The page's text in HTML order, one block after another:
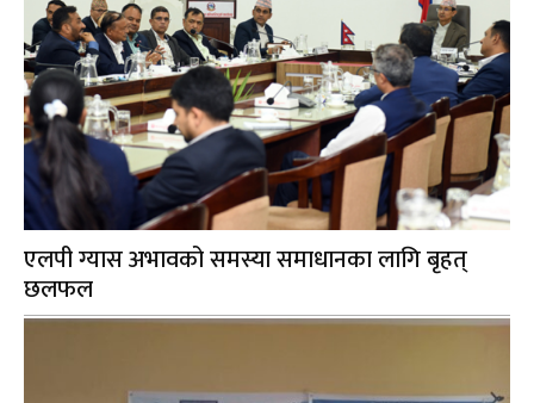
एलपी ग्यास अभावको समस्या समाधानका लागि बृहत्
छलफल